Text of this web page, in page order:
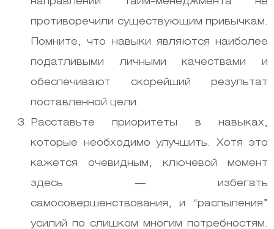
противоречили существующим привычкам.
Помните, что навыки являются наиболее
податливыми личными качествами и
обеспечивают скорейший результат
поставленной цели.
Расставьте приоритеты в навыках,
которые необходимо улучшить. Хотя это
кажется очевидным, ключевой момент
здесь — избегать
самосовершенствования, и “распыления”
усилий по слишком многим потребностям.